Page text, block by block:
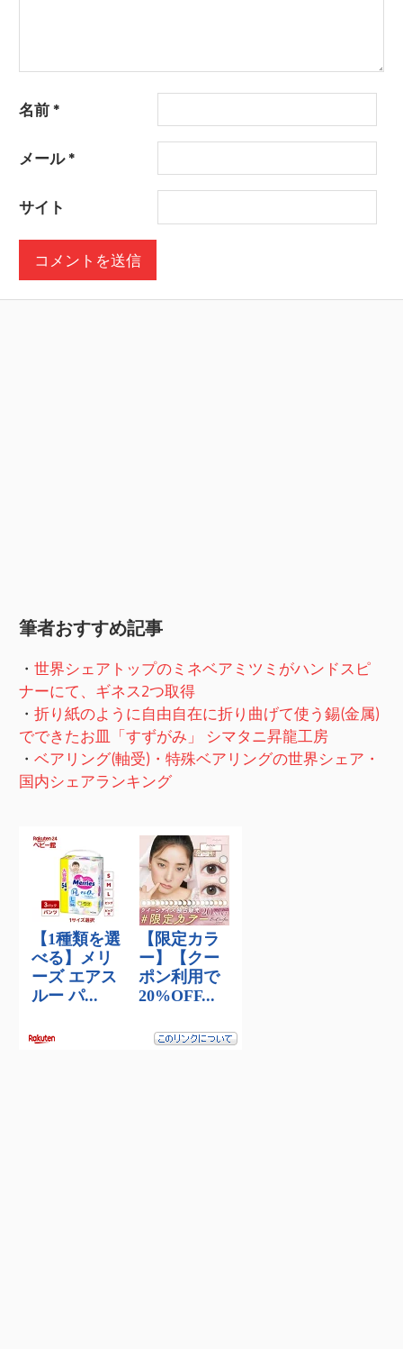
名前 *
メール*
サイト
筆者おすすめ記事
・世界シェアトップのミネベアミツミがハンドスピ
ナーにて、ギネス2つ取得
・折り紙のように自由自在に折り曲げて使う錫(金属)
でできたお皿「すずがみ」 シマタニ昇龍工房
・ベアリング(軸受)・特殊ベアリングの世界シェア・
国内シェアランキング